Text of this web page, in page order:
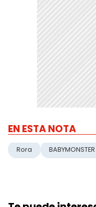
EN ESTA NOTA
Rora BABYMONSTER